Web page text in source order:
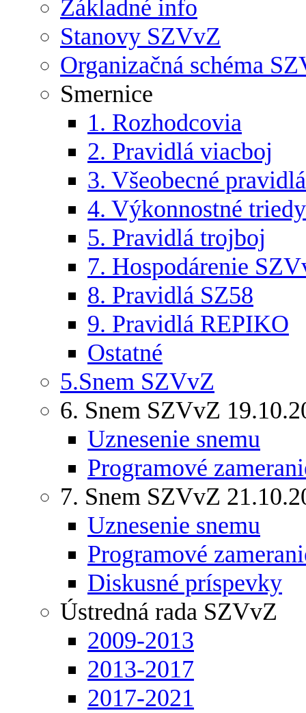
Základné info
Stanovy SZVvZ
Organizačná schéma
Smernice
1. Rozhodcovia
2. Pravidlá viacboj
3. Všeobecné pravidlá
4. Výkonnostné triedy
5. Pravidlá trojboj
7. Hospodárenie
8. Pravidlá SZ58
9. Pravidlá REPIKO
Ostatné
5.Snem SZVvZ
6. Snem SZVvZ
Uznesenie snemu
Programové
7. Snem SZVvZ
Uznesenie snemu
Programové
Diskusné príspevky
Ústredná rada SZVvZ
2009-2013
2013-2017
2017-2021